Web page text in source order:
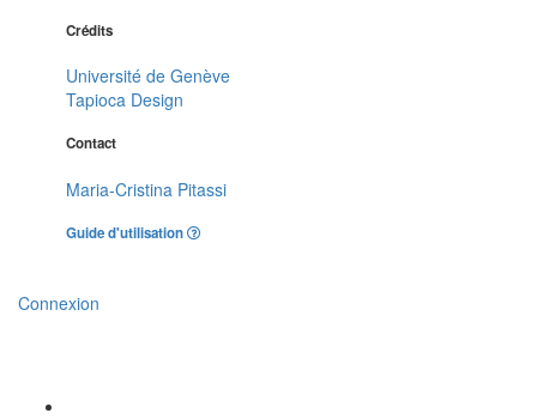
Crédits
Université de Genève
Tapioca Design
Contact
Maria-Cristina Pitassi
Guide d'utilisation
Connexion